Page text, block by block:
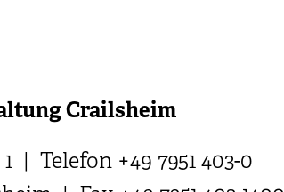
Crailsheim
| Telefon +49 7951 403-0